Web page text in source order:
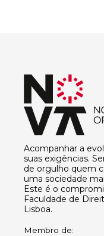
Acompanhar a
suas exigências.
de orgulho quem
uma sociedade
Este é o
Faculdade de
Lisboa.
Membro de: